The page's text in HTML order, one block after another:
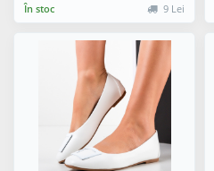
În stoc 9 Lei